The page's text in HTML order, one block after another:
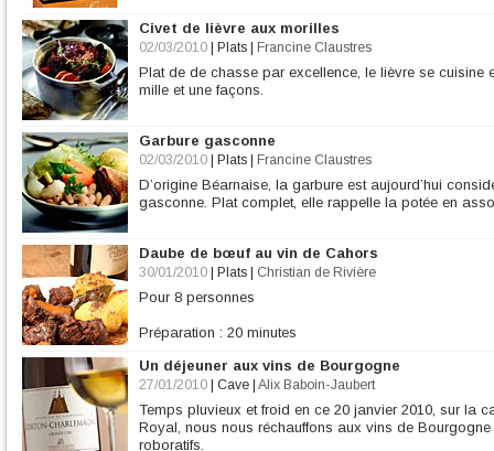
Civet de lièvre aux morilles
02/03/2010 Plats Francine Claustres
Plat de de chasse par excellence, le lièvre se
mille et une façons.
Garbure gasconne
02/03/2010 Plats Francine Claustres
D’origine Béarnaise, la garbure est aujourd’hui
gasconne. Plat complet, elle rappelle la potée en
Daube de bœuf au vin de Cahors
30/01/2010 Plats Christian de Rivière
Pour 8 personnes
Préparation : 20 minutes
Difficulté : 1
Vin : rouge de Cahors
Ingrédients
2 kg de paleron de bœuf (ou gîte) coupé en cubes de 3 cm de côté
Un déjeuner aux vins de Bourgogne
27/01/2010 Cave Alix Baboin-Jaubert
Temps pluvieux et froid en ce 20 janvier 2010, sur la
Royal, nous nous réchauffons aux vins de
roboratifs.